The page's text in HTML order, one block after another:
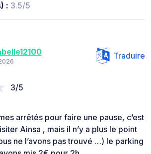
: 3.5/5
Traduire
3/5
arrêtés pour faire une pause, c’est
Ainsa , mais il n’y a plus le point
ne l’avons pas trouvé …) le parking